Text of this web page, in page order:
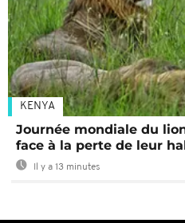
KENYA
Journée mondiale du
face à la perte de leur
Il y a 13 minutes